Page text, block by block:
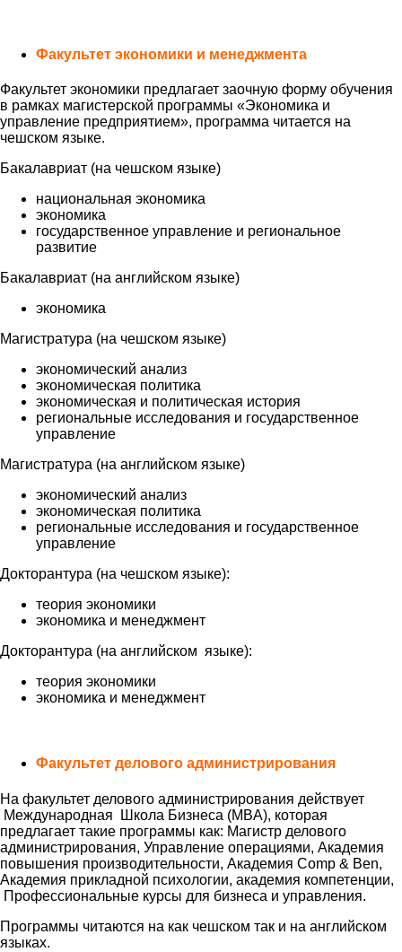
Факультет экономики и менеджмента
Факультет экономики предлагает заочную форму обучения
в рамках магистерской программы «Экономика и
управление предприятием», программа читается на
чешском языке.
Бакалавриат (на чешском языке)
национальная экономика
экономика
государственное управление и региональное
развитие
Бакалавриат (на английском языке)
экономика
Магистратура (на чешском языке)
экономический анализ
экономическая политика
экономическая и политическая история
региональные исследования и государственное
управление
Магистратура (на английском языке)
экономический анализ
экономическая политика
региональные исследования и государственное
управление
Докторантура (на чешском языке):
теория экономики
экономика и менеджмент
Докторантура (на английском языке):
теория экономики
экономика и менеджмент
Факультет делового администрирования
На факультет делового администрирования действует
Международная Школа Бизнеса (MBA), которая
предлагает такие программы как: Магистр делового
администрирования, Управление операциями, Академия
повышения производительности, Академия Comp & Ben,
Академия прикладной психологии, академия компетенции,
Профессиональные курсы для бизнеса и управления.
Программы читаются на как чешском так и на английском
языках.